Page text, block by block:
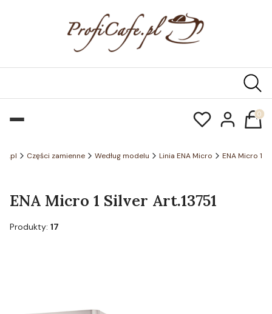
Części zamienne Według modelu Linia ENA Micro ENA Micro 1
ENA Micro 1 Silver Art.13751
Produkty: 17